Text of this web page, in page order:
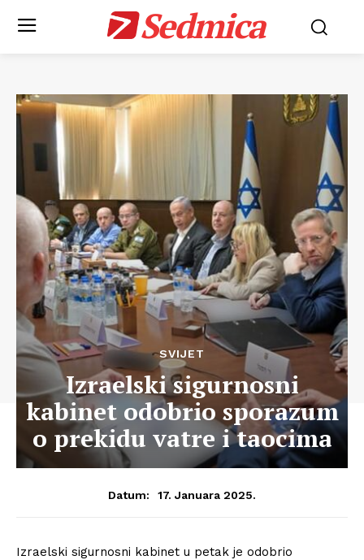
Sedmica
SVIJET
Izraelski sigurnosni
kabinet odobrio sporazum
o prekidu vatre i taocima
Datum: 17. Januara 2025.
Izraelski sigurnosni kabinet u petak je odobrio